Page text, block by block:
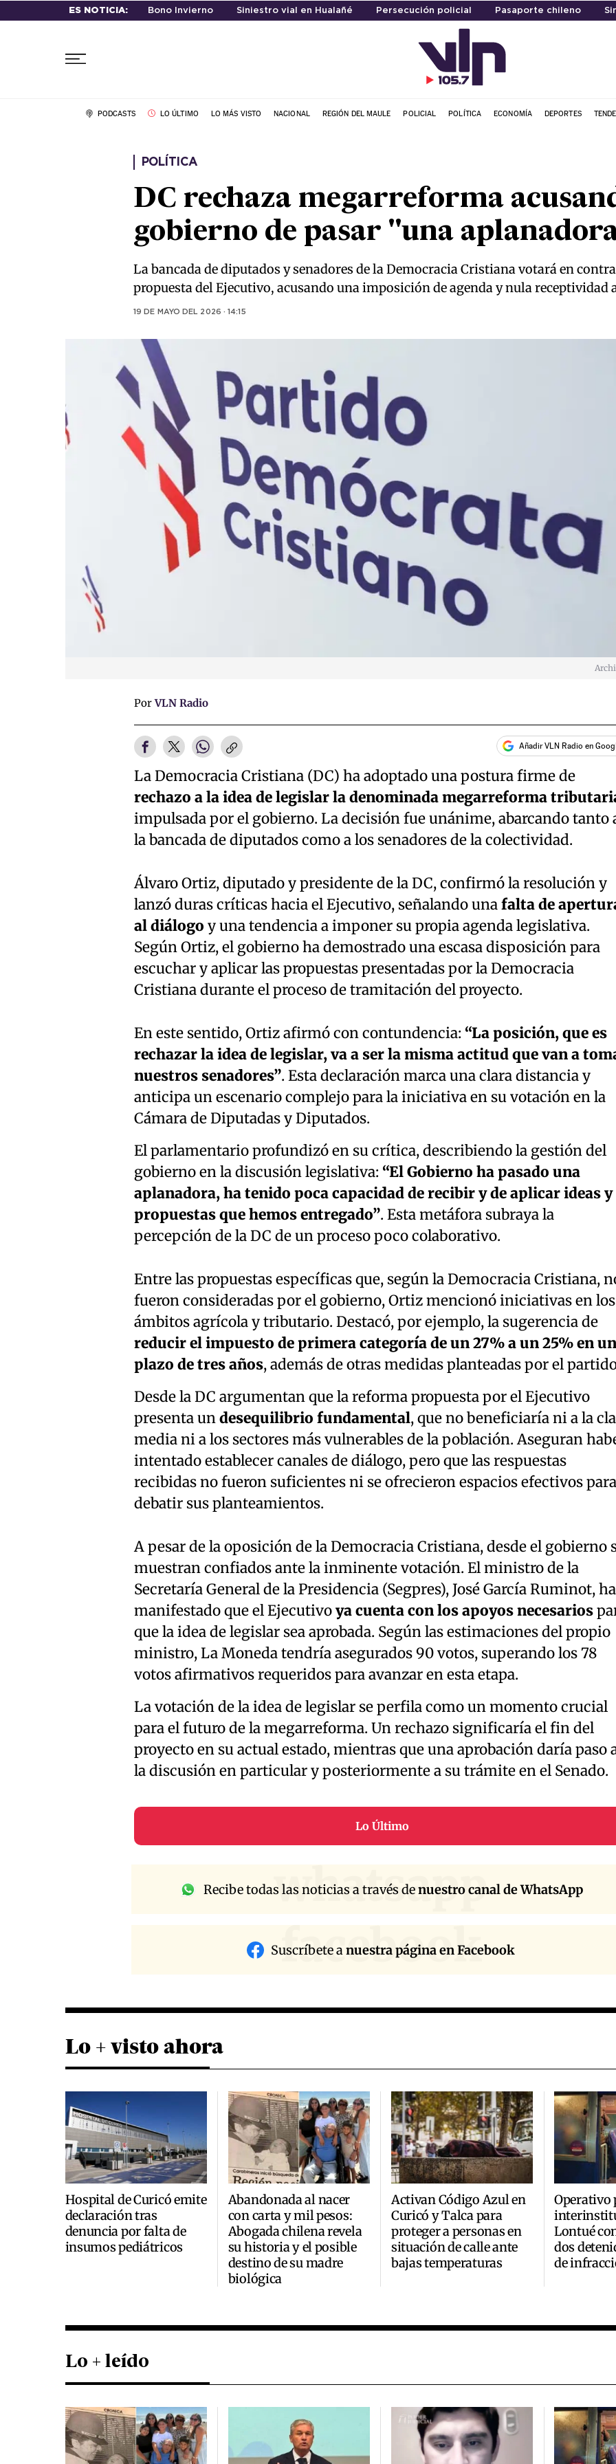
ES NOTICIA: Bono Invierno Siniestro vial en Hualañé Persecución policial Pasaporte chileno
PODCASTS LO ÚLTIMO LO MÁS VISTO NACIONAL REGIÓN DEL MAULE POLICIAL POLÍTICA ECONOMÍA DEPORTES
POLÍTICA
DC rechaza megarreforma
gobierno de pasar "una
La bancada de diputados y senadores de la Democracia Cristiana votará en
propuesta del Ejecutivo, acusando una imposición de agenda y nula receptividad
19 DE MAYO DEL 2026 · 14:15
PorVLN Radio
Añadir VLN Radio en
La Democracia Cristiana (DC) ha adoptado una postura firme de
rechazo a la idea de legislar la denominada megarreforma
impulsada por el gobierno. La decisión fue unánime, abarcando tanto
la bancada de diputados como a los senadores de la colectividad.
Álvaro Ortiz, diputado y presidente de la DC, confirmó la resolución y
lanzó duras críticas hacia el Ejecutivo, señalando unafalta de
al diálogo y una tendencia a imponer su propia agenda legislativa.
Según Ortiz, el gobierno ha demostrado una escasa disposición para
escuchar y aplicar las propuestas presentadas por la Democracia
Cristiana durante el proceso de tramitación del proyecto.
En este sentido, Ortiz afirmó con contundencia: “La posición, que es
rechazar la idea de legislar, va a ser la misma actitud que van a
nuestros senadores”. Esta declaración marca una clara distancia y
anticipa un escenario complejo para la iniciativa en su votación en la
Cámara de Diputadas y Diputados.
El parlamentario profundizó en su crítica, describiendo la gestión del
gobierno en la discusión legislativa: “El Gobierno ha pasado una
aplanadora, ha tenido poca capacidad de recibir y de aplicar ideas y
propuestas que hemos entregado”. Esta metáfora subraya la
percepción de la DC de un proceso poco colaborativo.
Entre las propuestas específicas que, según la Democracia Cristiana,
fueron consideradas por el gobierno, Ortiz mencionó iniciativas en los
ámbitos agrícola y tributario. Destacó, por ejemplo, la sugerencia de
reducir el impuesto de primera categoría de un 27% a un 25% en un
plazo de tres años, además de otras medidas planteadas por el
Desde la DC argumentan que la reforma propuesta por el Ejecutivo
presenta undesequilibrio fundamental, que no beneficiaría ni a la
media ni a los sectores más vulnerables de la población. Aseguran
intentado establecer canales de diálogo, pero que las respuestas
recibidas no fueron suficientes ni se ofrecieron espacios efectivos para
debatir sus planteamientos.
A pesar de la oposición de la Democracia Cristiana, desde el gobierno
muestran confiados ante la inminente votación. El ministro de la
Secretaría General de la Presidencia (Segpres), José García Ruminot, ha
manifestado que el Ejecutivoya cuenta con los apoyos necesarios
que la idea de legislar sea aprobada. Según las estimaciones del propio
ministro, La Moneda tendría asegurados 90 votos, superando los 78
votos afirmativos requeridos para avanzar en esta etapa.
La votación de la idea de legislar se perfila como un momento crucial
para el futuro de la megarreforma. Un rechazo significaría el fin del
proyecto en su actual estado, mientras que una aprobación daría paso
la discusión en particular y posteriormente a su trámite en el Senado.
Lo Último
whatsapp
Recibe todas las noticias a través denuestro canal de WhatsApp
facebook
Suscríbete anuestra página en Facebook
Lo + visto ahora
Hospital de Curicó emite
declaración tras
denuncia por falta de
insumos pediátricos
Abandonada al nacer
con carta y mil pesos:
Abogada chilena revela
su historia y el posible
destino de su madre
biológica
Activan Código Azul en
Curicó y Talca para
proteger a personas en
situación de calle ante
bajas temperaturas
Operativo
Lontué
dos
de
Lo + leído